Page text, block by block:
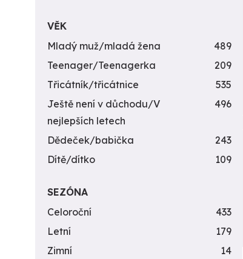
VĚK
Mladý muž/mladá žena
489
Teenager/Teenagerka
209
Třicátník/třicátnice
535
Ještě není v důchodu/V
nejlepších letech
496
Dědeček/babička
243
Dítě/dítko
109
SEZÓNA
Celoroční
433
Letní
179
Zimní
14